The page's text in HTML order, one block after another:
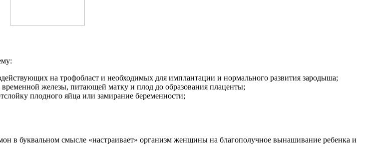
на трофобласт и необходимых для имплантации и нормального развития зародыша;
железы, питающей матку и плод до образования плаценты;
плодного яйца или замирание беременности;
в буквальном смысле «настраивает» организм женщины на благополучное вынашивание ребенка и